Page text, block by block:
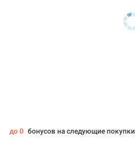
до 0 бонусов на следующие покупки